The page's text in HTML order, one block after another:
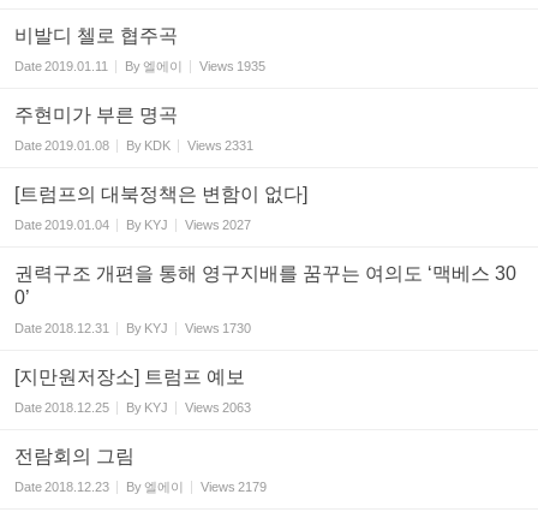
비발디 첼로 협주곡
Date2019.01.11 By엘에이 Views 1935
주현미가 부른 명곡
Date2019.01.08 By KDK Views 2331
[트럼프의 대북정책은 변함이 없다]
Date2019.01.04 By KYJ Views 2027
권력구조 개편을 통해 영구지배를 꿈꾸는 여의도 ‘맥베스 30
0’
Date2018.12.31 By KYJ Views 1730
[지만원저장소] 트럼프 예보
Date2018.12.25 By KYJ Views 2063
전람회의 그림
Date2018.12.23 By엘에이 Views 2179